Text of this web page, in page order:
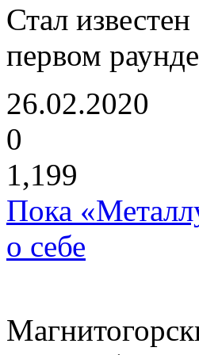
Стал
первом
26.02.2020
0
1,199
Пока
о себе